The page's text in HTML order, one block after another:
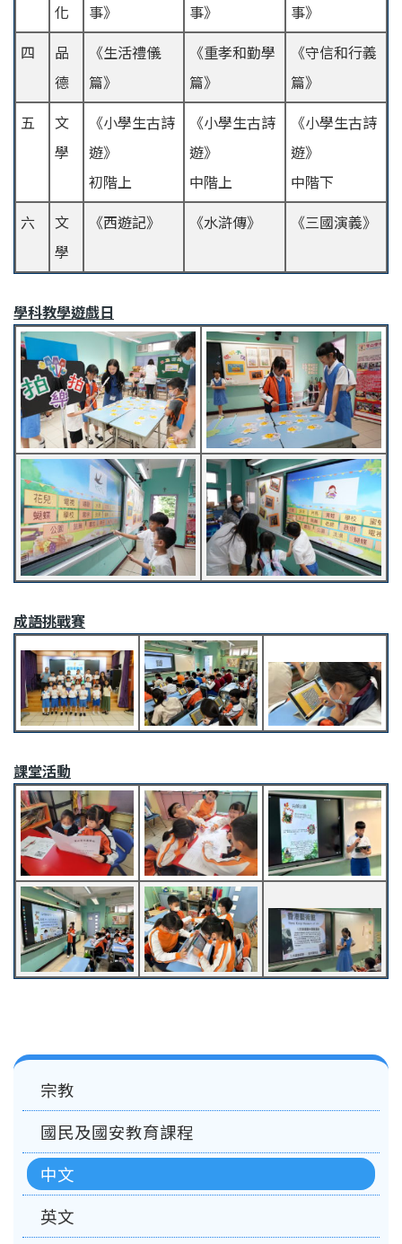
化
事》
事》
事》
四
品
德
《生活禮儀
篇》
《重孝和勤學
篇》
《守信和行義
篇》
五
文
學
《小學生古詩
遊》
初階上
《小學生古詩
遊》
中階上
《小學生古詩
遊》
中階下
六
文
學
《西遊記》 《水滸傳》 《三國演義》
學科教學遊戲日
成語挑戰賽
課堂活動
Main
navigation
宗教
國民及國安教育課程
中文
英文